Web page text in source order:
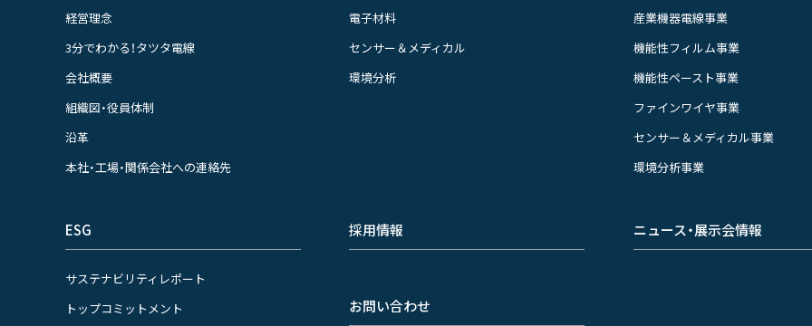
経営理念
3分でわかる！タツタ電線
会社概要
組織図・役員体制
沿革
本社・工場・関係会社への連絡先
電子材料
センサー＆メディカル
環境分析
産業機器電線事業
機能性フィルム事業
機能性ペースト事業
ファインワイヤ事業
センサー＆メディカル事業
環境分析事業
ESG
サステナビリティレポート
トップコミットメント
採用情報
お問い合わせ
ニュース・展示会情報